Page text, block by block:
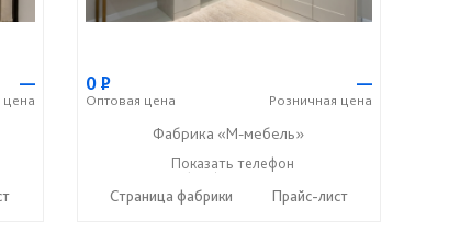
—
цена
0Р
Оптовая цена
—
Розничная цена
Фабрика «М-мебель»
+7 (902) 349-19-19
Показать телефон
Страница фабрики
Прайс-лист